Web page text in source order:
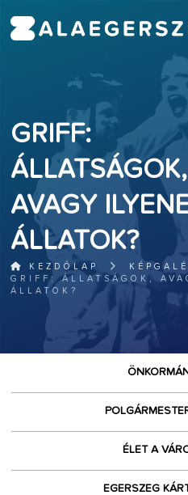
GRIFF:
ÁLLATSÁGOK,
AVAGY
ÁLLATOK?
KEZDŐLAP
GRIFF: ÁLLATSÁGOK,
ÁLLATOK?
ÉLET A
EGERSZEG